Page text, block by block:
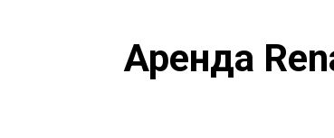
Аренда